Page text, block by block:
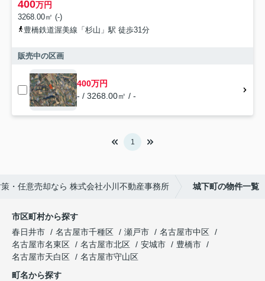
400万円
3268.00㎡ (-)
豊橋鉄道渥美線「杉山」駅 徒歩31分
販売中の区画
400万円
- / 3268.00㎡ / -
1
・任意売却なら 株式会社小川不動産事務所 城下町の物件一覧
市区町村から探す
春日井市
名古屋市千種区 瀬戸市
名古屋市中区
名古屋市名東区
名古屋市北区 安城市
豊橋市
名古屋市天白区
名古屋市守山区
町名から探す